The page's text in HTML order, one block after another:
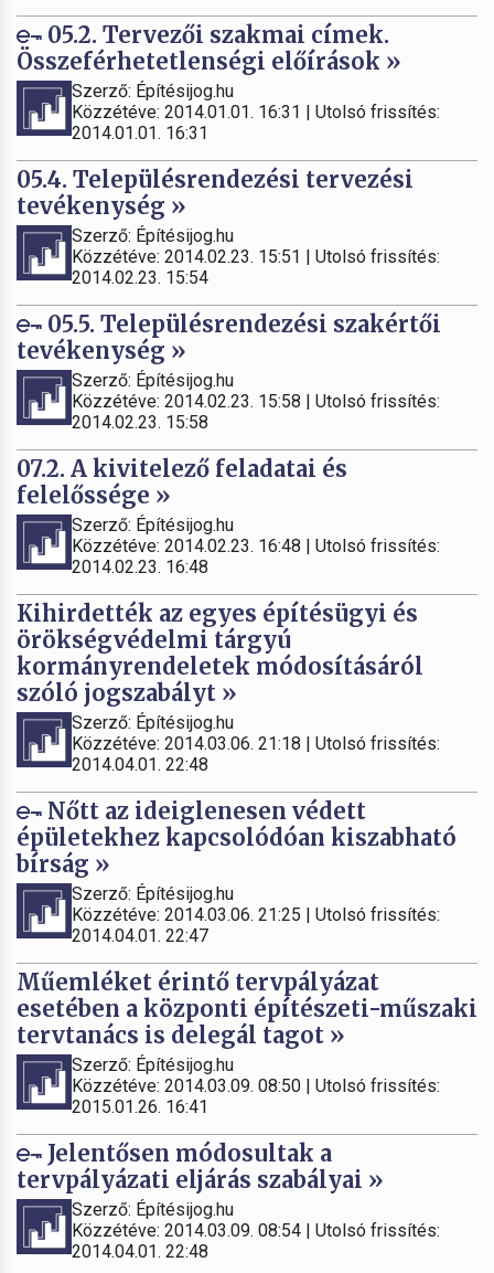
05.2. Tervezői szakmai címek.
Összeférhetetlenségi előírások »
Szerző: Építésijog.hu
Közzétéve: 2014.01.01. 16:31 | Utolsó frissítés:
2014.01.01. 16:31
05.4. Településrendezési tervezési
tevékenység »
Szerző: Építésijog.hu
Közzétéve: 2014.02.23. 15:51 | Utolsó frissítés:
2014.02.23. 15:54
05.5. Településrendezési szakértői
tevékenység »
Szerző: Építésijog.hu
Közzétéve: 2014.02.23. 15:58 | Utolsó frissítés:
2014.02.23. 15:58
07.2. A kivitelező feladatai és
felelőssége »
Szerző: Építésijog.hu
Közzétéve: 2014.02.23. 16:48 | Utolsó frissítés:
2014.02.23. 16:48
Kihirdették az egyes építésügyi és
örökségvédelmi tárgyú
kormányrendeletek módosításáról
szóló jogszabályt »
Szerző: Építésijog.hu
Közzétéve: 2014.03.06. 21:18 | Utolsó frissítés:
2014.04.01. 22:48
Nőtt az ideiglenesen védett
épületekhez kapcsolódóan kiszabható
bírság »
Szerző: Építésijog.hu
Közzétéve: 2014.03.06. 21:25 | Utolsó frissítés:
2014.04.01. 22:47
Műemléket érintő tervpályázat
esetében a központi építészeti-műszaki
tervtanács is delegál tagot »
Szerző: Építésijog.hu
Közzétéve: 2014.03.09. 08:50 | Utolsó frissítés:
2015.01.26. 16:41
Jelentősen módosultak a
tervpályázati eljárás szabályai »
Szerző: Építésijog.hu
Közzétéve: 2014.03.09. 08:54 | Utolsó frissítés:
2014.04.01. 22:48